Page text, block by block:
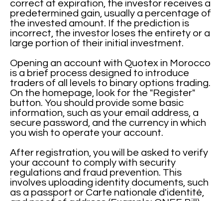
correct at expiration, the investor receives a
predetermined gain, usually a percentage of
the invested amount. If the prediction is
incorrect, the investor loses the entirety or a
large portion of their initial investment.
Opening an account with Quotex in Morocco
is a brief process designed to introduce
traders of all levels to binary options trading.
On the homepage, look for the "Register"
button. You should provide some basic
information, such as your email address, a
secure password, and the currency in which
you wish to operate your account.
After registration, you will be asked to verify
your account to comply with security
regulations and fraud prevention. This
involves uploading identity documents, such
as a passport or Carte nationale d'identité,